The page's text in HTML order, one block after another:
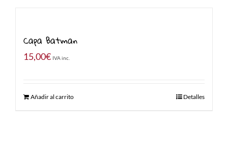
Capa Batman
15,00€ IVA inc.
Añadir al carrito Detalles